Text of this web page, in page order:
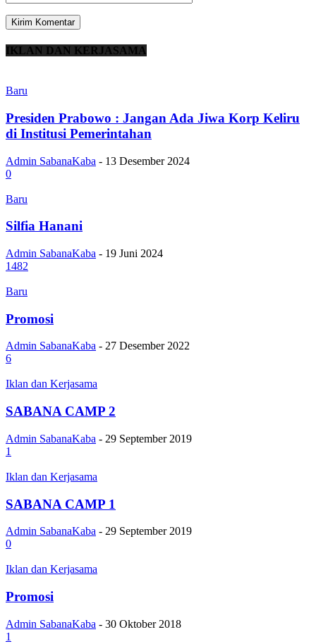
IKLAN DAN KERJASAMA
Baru
Presiden Prabowo : Jangan Ada Jiwa Korp Keliru
di Institusi Pemerintahan
Admin SabanaKaba - 13 Desember 2024
0
Baru
Silfia Hanani
Admin SabanaKaba - 19 Juni 2024
1482
Baru
Promosi
Admin SabanaKaba - 27 Desember 2022
6
Iklan dan Kerjasama
SABANA CAMP 2
Admin SabanaKaba - 29 September 2019
1
Iklan dan Kerjasama
SABANA CAMP 1
Admin SabanaKaba - 29 September 2019
0
Iklan dan Kerjasama
Promosi
Admin SabanaKaba - 30 Oktober 2018
1